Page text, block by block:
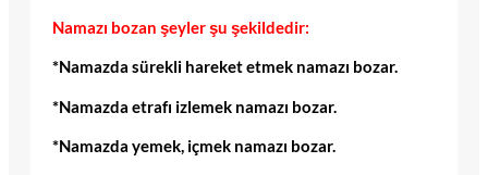
Namazı bozan şeyler şu şekildedir:
*Namazda sürekli hareket etmek namazı bozar.
*Namazda etrafı izlemek namazı bozar.
*Namazda yemek, içmek namazı bozar.